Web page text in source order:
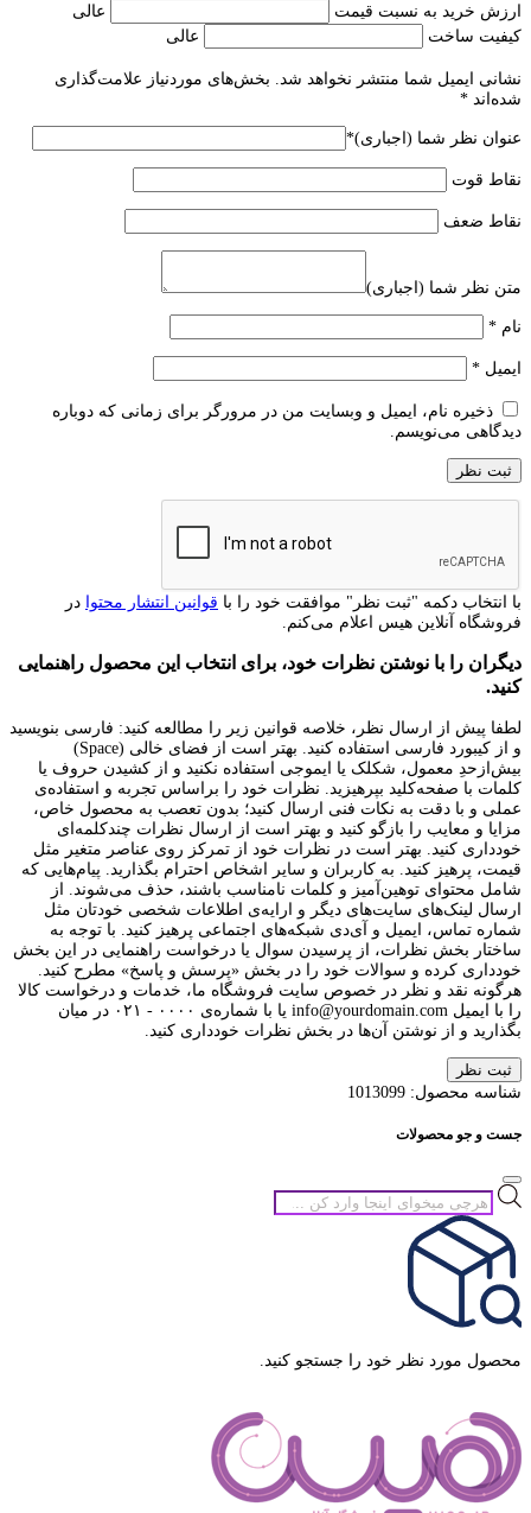
ارزش خرید به نسبت قیمت
عالی
کیفیت ساخت
عالی
نشانی ایمیل شما منتشر نخواهد شد.
بخش‌های موردنیاز علامت‌گذاری
شده‌اند *
عنوان نظر شما (اجباری)*
نقاط قوت
نقاط ضعف
متن نظر شما (اجباری)
نام *
ایمیل *
ذخیره نام، ایمیل و وبسایت من در مرورگر برای زمانی که دوباره
دیدگاهی می‌نویسم.
با انتخاب دکمه "ثبت نظر" موافقت خود را با قوانین انتشار محتوا در
فروشگاه آنلاین هیس اعلام می‌کنم.
دیگران را با نوشتن نظرات خود، برای انتخاب این محصول راهنمایی
کنید.
لطفا پیش از ارسال نظر، خلاصه قوانین زیر را مطالعه کنید: فارسی بنویسید
و از کیبورد فارسی استفاده کنید. بهتر است از فضای خالی (Space)
بیش‌از‌حدِ معمول، شکلک یا ایموجی استفاده نکنید و از کشیدن حروف یا
کلمات با صفحه‌کلید بپرهیزید. نظرات خود را براساس تجربه و استفاده‌ی
عملی و با دقت به نکات فنی ارسال کنید؛ بدون تعصب به محصول خاص،
مزایا و معایب را بازگو کنید و بهتر است از ارسال نظرات چندکلمه‌‌ای
خودداری کنید. بهتر است در نظرات خود از تمرکز روی عناصر متغیر مثل
قیمت، پرهیز کنید. به کاربران و سایر اشخاص احترام بگذارید. پیام‌هایی که
شامل محتوای توهین‌آمیز و کلمات نامناسب باشند، حذف می‌شوند. از
ارسال لینک‌های سایت‌های دیگر و ارایه‌ی اطلاعات شخصی خودتان مثل
شماره تماس، ایمیل و آی‌دی شبکه‌های اجتماعی پرهیز کنید. با توجه به
ساختار بخش نظرات، از پرسیدن سوال یا درخواست راهنمایی در این بخش
خودداری کرده و سوالات خود را در بخش «پرسش و پاسخ» مطرح کنید.
هرگونه نقد و نظر در خصوص سایت فروشگاه ما، خدمات و درخواست کالا
را با ایمیل info@yourdomain.com یا با شماره‌ی ۰۰۰۰ - ۰۲۱ در میان
بگذارید و از نوشتن آن‌ها در بخش نظرات خودداری کنید.
ثبت نظر
شناسه محصول: 1013099
جست و جو محصولات
جستجوی
محصولات
محصول مورد نظر خود را جستجو کنید.